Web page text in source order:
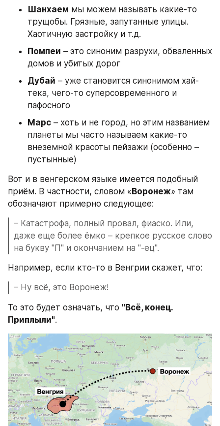
Шанхаем мы можем называть какие-то
трущобы. Грязные, запутанные улицы.
Хаотичную застройку и т.д.
Помпеи – это синоним разрухи, обваленных
домов и убитых дорог
Дубай – уже становится синонимом хай-
тека, чего-то суперсовременного и
пафосного
Марс – хоть и не город, но этим названием
планеты мы часто называем какие-то
внеземной красоты пейзажи (особенно –
пустынные)
Вот и в венгерском языке имеется подобный
приём. В частности, словом «Воронеж» там
обозначают примерно следующее:
– Катастрофа, полный провал, фиаско. Или,
даже еще более ёмко – крепкое русское слово
на букву "П" и окончанием на "-ец".
Например, если кто-то в Венгрии скажет, что:
– Ну всё, это Воронеж!
То это будет означать, что "Всё, конец.
Приплыли".